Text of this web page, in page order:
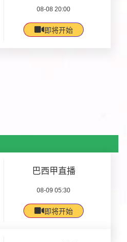
08-08 20:00
即将开始
巴西甲直播
08-09 05:30
即将开始